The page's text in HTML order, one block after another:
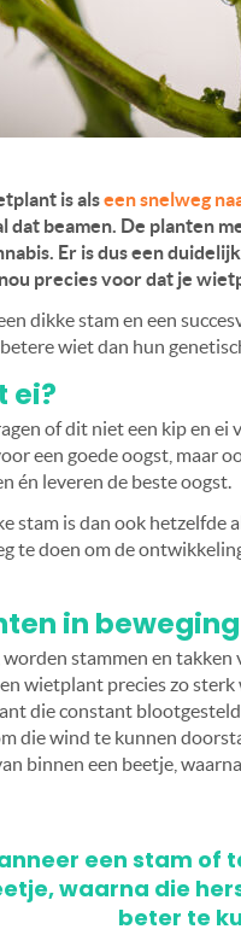
is alseen snelweg
beamen. De planten
Er is dus een
precies voor dat je
dikke stam en een
wiet dan hun
ei?
of dit niet een kip en
een goede oogst, maar
én leveren de beste oogst.
stam is dan ook
te doen om de
in beweging
worden stammen en
wietplant precies zo
die constant
die wind te kunnen
binnen een beetje,
een stam
waarna die
beter te